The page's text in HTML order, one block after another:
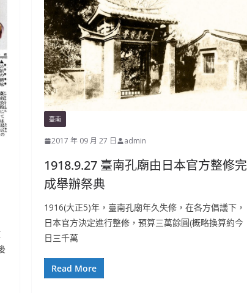
臺南
2017 年 09 月 27 日 admin
1918.9.27 臺南孔廟由日本官方整修完
成舉辦祭典
1916(大正5)年，臺南孔廟年久失修，在各方倡議下，
日本官方決定進行整修，預算三萬餘圓(概略換算約今
日三千萬
Read More